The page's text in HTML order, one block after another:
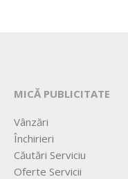
MICĂ PUBLICITATE
Vânzări
Închirieri
Căutări Serviciu
Oferte Servicii